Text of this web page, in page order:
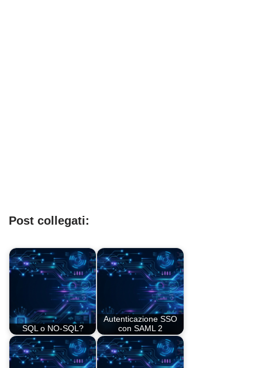
Post collegati:
SQL o NO-SQL?
Autenticazione SSO
con SAML 2